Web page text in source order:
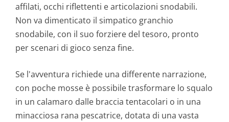
affilati, occhi riflettenti e articolazioni snodabili.
Non va dimenticato il simpatico granchio
snodabile, con il suo forziere del tesoro, pronto
per scenari di gioco senza fine.
Se l'avventura richiede una differente narrazione,
con poche mosse è possibile trasformare lo squalo
in un calamaro dalle braccia tentacolari o in una
minacciosa rana pescatrice, dotata di una vasta